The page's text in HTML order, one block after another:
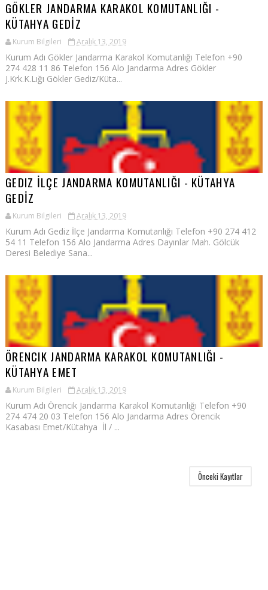
GÖKLER JANDARMA KARAKOL KOMUTANLIĞI -
KÜTAHYA GEDİZ
Kurum Bilgileri Aralık 13, 2019
Kurum Adı Gökler Jandarma Karakol Komutanlığı Telefon +90
274 428 11 86 Telefon 156 Alo Jandarma Adres Gökler
J.Krk.K.Lığı Gökler Gediz/Küta...
GEDIZ İLÇE JANDARMA KOMUTANLIĞI - KÜTAHYA
GEDİZ
Kurum Bilgileri Aralık 13, 2019
Kurum Adı Gediz İlçe Jandarma Komutanlığı Telefon +90 274 412
54 11 Telefon 156 Alo Jandarma Adres Dayınlar Mah. Gölcük
Deresi Belediye Sana...
ÖRENCIK JANDARMA KARAKOL KOMUTANLIĞI -
KÜTAHYA EMET
Kurum Bilgileri Aralık 13, 2019
Kurum Adı Örencik Jandarma Karakol Komutanlığı Telefon +90
274 474 20 03 Telefon 156 Alo Jandarma Adres Örencik
Kasabası Emet/Kütahya İl / ...
Önceki Kayıtlar